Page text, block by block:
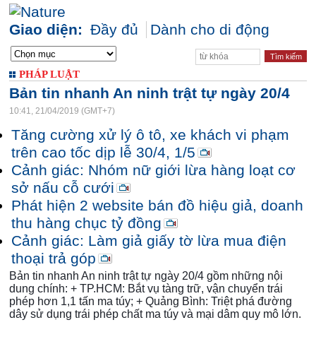
Giao diện: Đầy đủ Dành cho di động
PHÁP LUẬT
Bản tin nhanh An ninh trật tự ngày 20/4
10:41, 21/04/2019 (GMT+7)
Tăng cường xử lý ô tô, xe khách vi phạm
trên cao tốc dịp lễ 30/4, 1/5
Cảnh giác: Nhóm nữ giới lừa hàng loạt cơ
sở nấu cỗ cưới
Phát hiện 2 website bán đồ hiệu giả, doanh
thu hàng chục tỷ đồng
Cảnh giác: Làm giả giấy tờ lừa mua điện
thoại trả góp
Bản tin nhanh An ninh trật tự ngày 20/4 gồm những nội
dung chính: + TP.HCM: Bắt vụ tàng trữ, vận chuyển trái
phép hơn 1,1 tấn ma túy; + Quảng Bình: Triệt phá đường
dây sử dụng trái phép chất ma túy và mại dâm quy mô lớn.